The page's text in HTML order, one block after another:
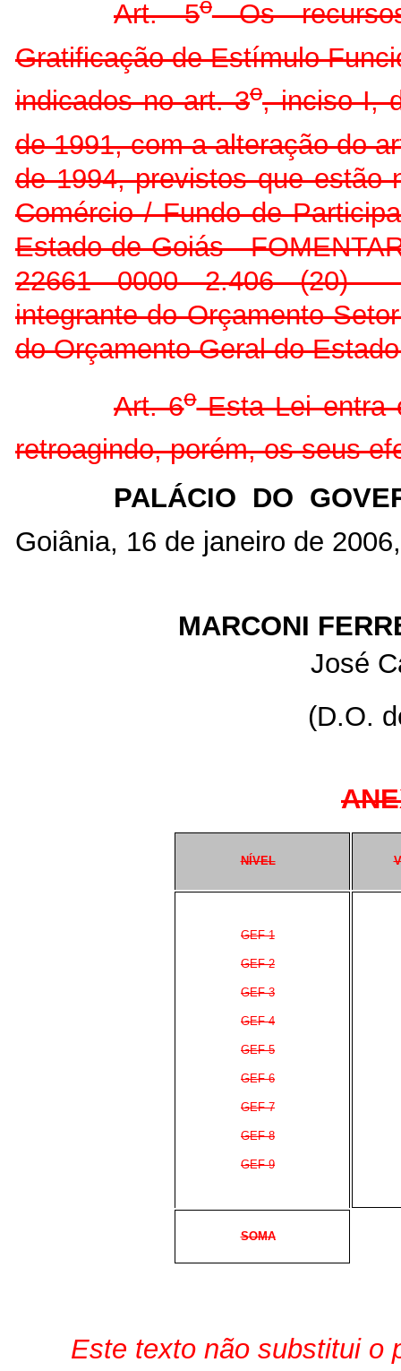
Art. 5 Os
Gratificação de Estímulo
indicados no art. 3o, inciso I,
de 1991, com a alteração do
de 1994, previstos que estão
Comércio / Fundo de
Estado de Goiás -
22661 0000 2.406 (20) -
integrante do Orçamento
do Orçamento Geral do
Art. 6oEsta Lei entra
retroagindo, porém, os seus
PALÁCIO DO
Goiânia, 16 de janeiro de
MARCONI
José
(D.O.
NÍVEL
GEF-1
GEF-2
GEF-3
GEF-4
GEF-5
GEF-6
GEF-7
GEF-8
GEF-9
SOMA
Este texto não substitui o